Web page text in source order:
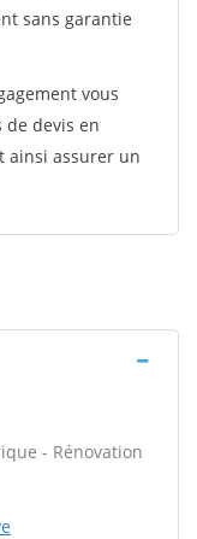
sans garantie
vous
devis en
ainsi assurer un
- Rénovation